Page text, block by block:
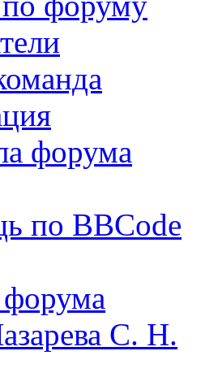
форума
по BBCode
С. Н.